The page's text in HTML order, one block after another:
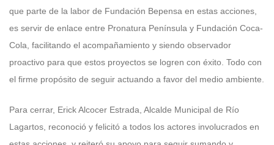
que parte de la labor de Fundación Bepensa en estas acciones,
es servir de enlace entre Pronatura Península y Fundación Coca-
Cola, facilitando el acompañamiento y siendo observador
proactivo para que estos proyectos se logren con éxito. Todo con
el firme propósito de seguir actuando a favor del medio ambiente.
Para cerrar, Erick Alcocer Estrada, Alcalde Municipal de Río
Lagartos, reconoció y felicitó a todos los actores involucrados en